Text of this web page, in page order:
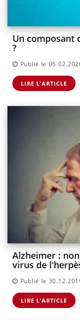
Un composant
?
Publié le
LIRE L'ARTICLE
Alzheimer :
virus de
Publié le
LIRE L'ARTICLE